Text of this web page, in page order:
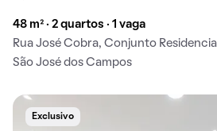
48 m² · 2 quartos · 1 vaga
Rua José Cobra, Conjunto
São José dos Campos
Exclusivo